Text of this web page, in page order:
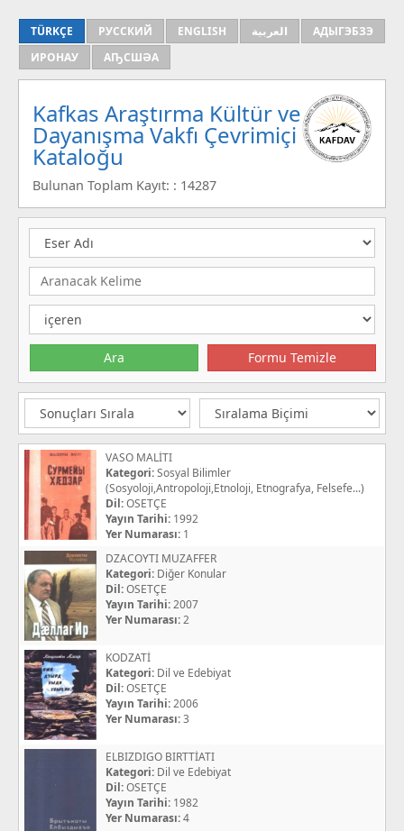
TÜRKÇE РУССКИЙ ENGLISH العربية
АДЫГЭБЗЭ
ИРОНАУ
АҦСШӘА
Kafkas Araştırma Kültür ve
Dayanışma Vakfı Çevrimiçi
Kataloğu
Bulunan Toplam Kayıt: : 14287
VASO MALİTI
Kategori:Sosyal Bilimler
(Sosyoloji,Antropoloji,Etnoloji, Etnografya, Felsefe...)
Dil:OSETÇE
Yayın Tarihi: 1992
Yer Numarası: 1
DZACOYTI MUZAFFER
Kategori: Diğer Konular
Dil:OSETÇE
Yayın Tarihi:2007
Yer Numarası:2
KODZATİ
Kategori: Dil ve Edebiyat
Dil:OSETÇE
Yayın Tarihi:2006
Yer Numarası:3
ELBIZDIGO BIRTTİATI
Kategori: Dil ve Edebiyat
Dil:OSETÇE
Yayın Tarihi: 1982
Yer Numarası:4